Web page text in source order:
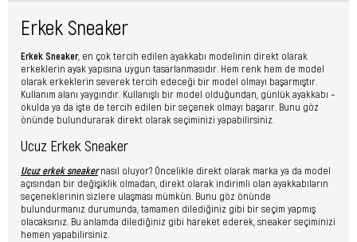
Erkek Sneaker
Erkek Sneaker, en çok tercih edilen ayakkabı modelinin direkt olarak
erkeklerin ayak yapısına uygun tasarlanmasıdır. Hem renk hem de model
olarak erkeklerin severek tercih edeceği bir model olmayı başarmıştır.
Kullanım alanı yaygındır. Kullanışlı bir model olduğundan, günlük ayakkabı –
okulda ya da işte de tercih edilen bir seçenek olmayı başarır. Bunu göz
önünde bulundurarak direkt olarak seçiminizi yapabilirsiniz.
Ucuz Erkek Sneaker
Ucuz erkek sneakernasıl oluyor? Öncelikle direkt olarak marka ya da model
açısından bir değişiklik olmadan, direkt olarak indirimli olan ayakkabıların
seçeneklerinin sizlere ulaşması mümkün. Bunu göz önünde
bulundurmanız durumunda, tamamen dilediğiniz gibi bir seçim yapmış
olacaksınız. Bu anlamda dilediğiniz gibi hareket ederek, sneaker seçiminizi
hemen yapabilirsiniz.